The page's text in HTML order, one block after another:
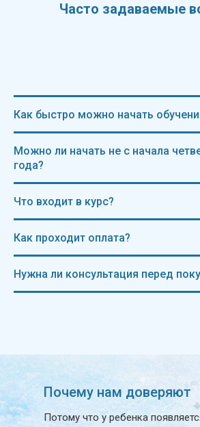
Часто задаваемые
Как быстро можно начать
Можно ли начать не с начала
года?
Что входит в курс?
Как проходит оплата?
Нужна ли консультация перед
Почему нам доверяют
Потому что у ребенка